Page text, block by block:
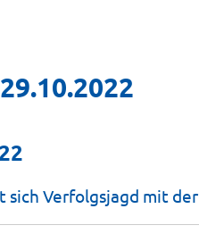
Verfolgsjagd mit der